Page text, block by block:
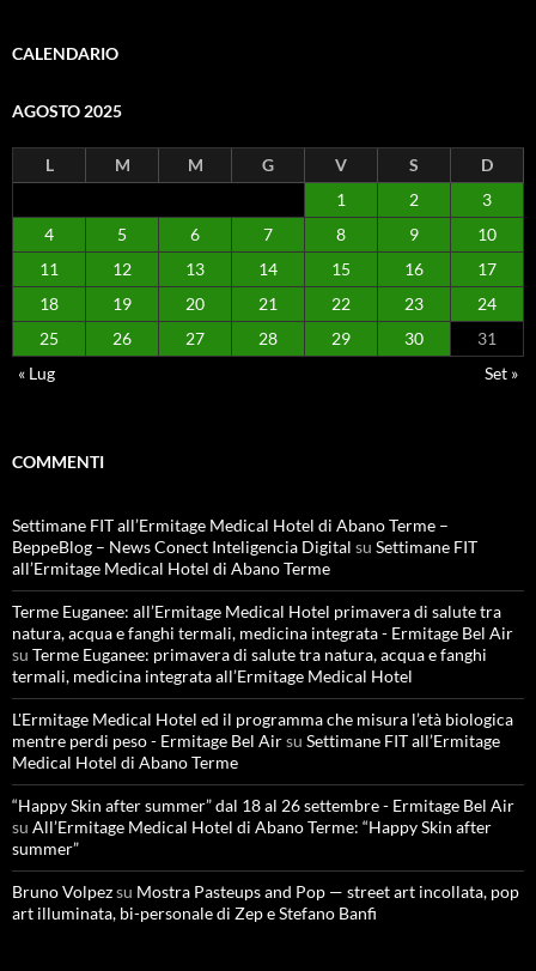
CALENDARIO
AGOSTO 2025
L M M G V S
D
1
2
3
4
5 6 7 8 9
10
11
12 13 14 15 16
17
18
19 20 21 22 23
24
25
26 27 28 29 30
31
« Lug
Set »
COMMENTI
Settimane FIT all’Ermitage Medical Hotel di Abano Terme –
BeppeBlog – News Conect Inteligencia Digital su Settimane FIT
all’Ermitage Medical Hotel di Abano Terme
Terme Euganee: all’Ermitage Medical Hotel primavera di salute tra
natura, acqua e fanghi termali, medicina integrata - Ermitage Bel Air
su Terme Euganee: primavera di salute tra natura, acqua e fanghi
termali, medicina integrata all’Ermitage Medical Hotel
L'Ermitage Medical Hotel ed il programma che misura l’età biologica
mentre perdi peso - Ermitage Bel Airsu Settimane FIT all’Ermitage
Medical Hotel di Abano Terme
“Happy Skin after summer” dal 18 al 26 settembre - Ermitage Bel Air
su All’Ermitage Medical Hotel di Abano Terme: “Happy Skin after
summer”
Bruno Volpezsu Mostra Pasteups and Pop — street art incollata, pop
art illuminata, bi-personale di Zep e Stefano Banfi